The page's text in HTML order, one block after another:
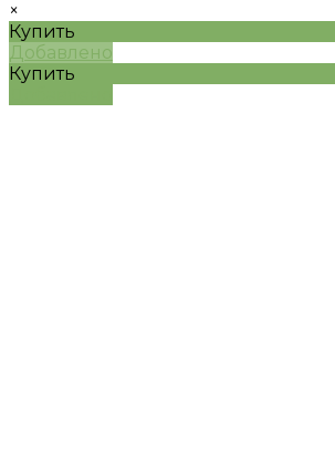
×
Купить
Добавлено
Купить